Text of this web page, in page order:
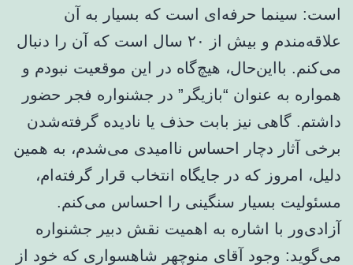
است: سینما حرفه‌ای است که بسیار به آن
علاقه‌مندم و بیش از ۲۰ سال است که آن را دنبال
می‌کنم. بااین‌حال، هیچ‌گاه در این موقعیت نبودم و
همواره به عنوان “بازیگر” در جشنواره فجر حضور
داشتم. گاهی نیز بابت حذف یا نادیده گرفته‌شدن
برخی آثار دچار احساس ناامیدی می‌شدم، به همین
دلیل، امروز که در جایگاه انتخاب قرار گرفته‌ام،
مسئولیت بسیار سنگینی را احساس می‌کنم.
آزادی‌ور با اشاره به اهمیت نقش دبیر جشنواره
می‌گوید: وجود آقای منوچهر شاهسواری که خود از